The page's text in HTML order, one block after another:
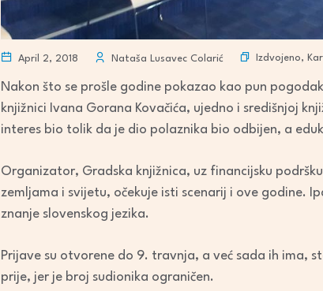
April 2, 2018 Nataša Lusavec Colarić Izdvojeno,
Nakon što se prošle godine pokazao kao pun
knjižnici Ivana Gorana Kovačića, ujedno i središnjoj
interes bio tolik da je dio polaznika bio odbijen, a
Organizator, Gradska knjižnica, uz financijsku
zemljama i svijetu, očekuje isti scenarij i ove godine.
znanje slovenskog jezika.
Prijave su otvorene do 9. travnja, a već sada ih ima,
prije, jer je broj sudionika ograničen.